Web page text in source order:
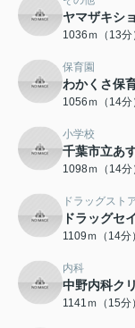
ヤマザキシ
1036ｍ（13分
保育園
わかくさ保
1056ｍ（14分
小学校
千葉市立あ
1098ｍ（14分
ドラッグスト
ドラッグセ
1109ｍ（14分）
内科
中野内科ク
1141ｍ（15分）